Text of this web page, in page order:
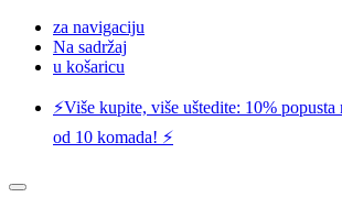
za navigaciju
Na sadržaj
u košaricu
⚡️Više kupite, više uštedite: 10%
od 10 komada! ⚡️